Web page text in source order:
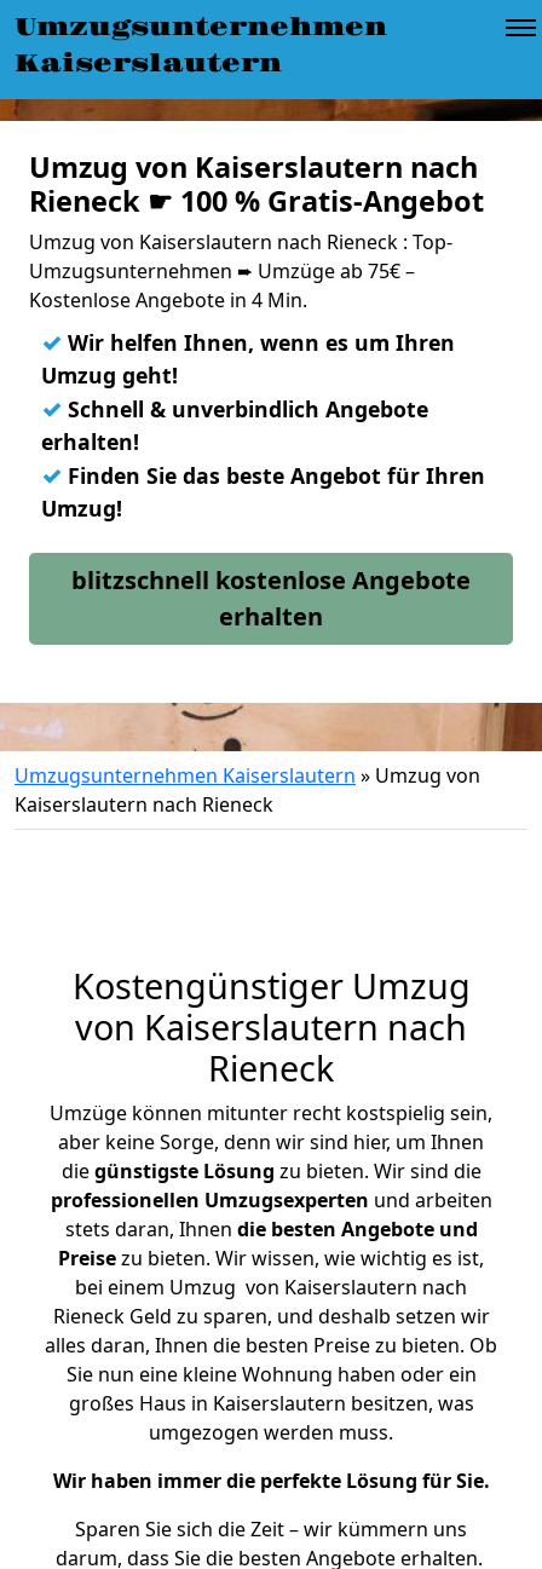
Umzugsunternehmen
Kaiserslautern
Umzug von Kaiserslautern nach
Rieneck ☛ 100 % Gratis-Angebot
Umzug von Kaiserslautern nach Rieneck : Top-
Umzugsunternehmen ➨ Umzüge ab 75€ –
Kostenlose Angebote in 4 Min.
✓ Wir helfen Ihnen, wenn es um Ihren
Umzug geht!
✓ Schnell & unverbindlich Angebote
erhalten!
✓ Finden Sie das beste Angebot für Ihren
Umzug!
blitzschnell kostenlose Angebote
erhalten
Umzugsunternehmen Kaiserslautern » Umzug von
Kaiserslautern nach Rieneck
Kostengünstiger Umzug
von Kaiserslautern nach
Rieneck
Umzüge können mitunter recht kostspielig sein,
aber keine Sorge, denn wir sind hier, um Ihnen
diegünstigste Lösung zu bieten. Wir sind die
professionellen Umzugsexperten und arbeiten
stets daran, Ihnen die besten Angebote und
Preisezu bieten. Wir wissen, wie wichtig es ist,
bei einem Umzug von Kaiserslautern nach
Rieneck Geld zu sparen, und deshalb setzen wir
alles daran, Ihnen die besten Preise zu bieten. Ob
Sie nun eine kleine Wohnung haben oder ein
großes Haus in Kaiserslautern besitzen, was
umgezogen werden muss.
Wir haben immer die perfekte Lösung für Sie.
Sparen Sie sich die Zeit – wir kümmern uns
darum, dass Sie die besten Angebote erhalten.